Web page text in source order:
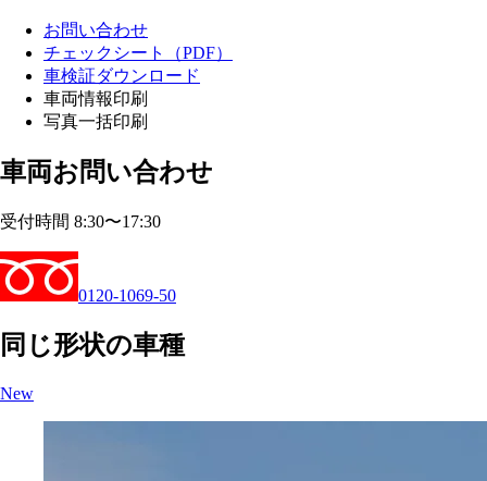
お問い合わせ
チェックシート（PDF）
車検証ダウンロード
車両情報印刷
写真一括印刷
車両お問い合わせ
受付時間 8:30〜17:30
0120-1069-50
同じ形状の車種
New